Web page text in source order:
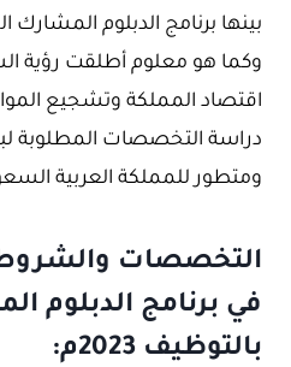
اقتصاد المملكة وتشجيع
دراسة التخصصات المطلوبة
ومتطور للمملكة العربية
التخصصات والشروط
في برنامج الدبلوم
بالتوظيف 2023م: